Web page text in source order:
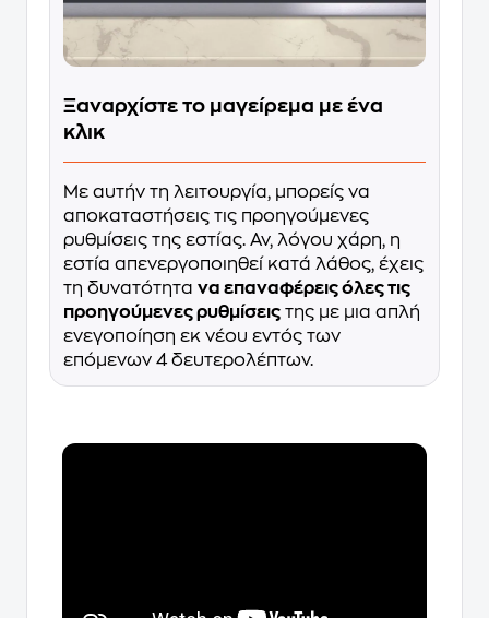
Ξαναρχίστε το μαγείρεμα με ένα
κλικ
Με αυτήν τη λειτουργία, μπορείς να
αποκαταστήσεις τις προηγούμενες
ρυθμίσεις της εστίας. Αν, λόγου χάρη, η
εστία απενεργοποιηθεί κατά λάθος, έχεις
τη δυνατότητα να επαναφέρεις όλες τις
προηγούμενες ρυθμίσεις της με μια απλή
ενεγοποίηση εκ νέου εντός των
επόμενων 4 δευτερολέπτων.